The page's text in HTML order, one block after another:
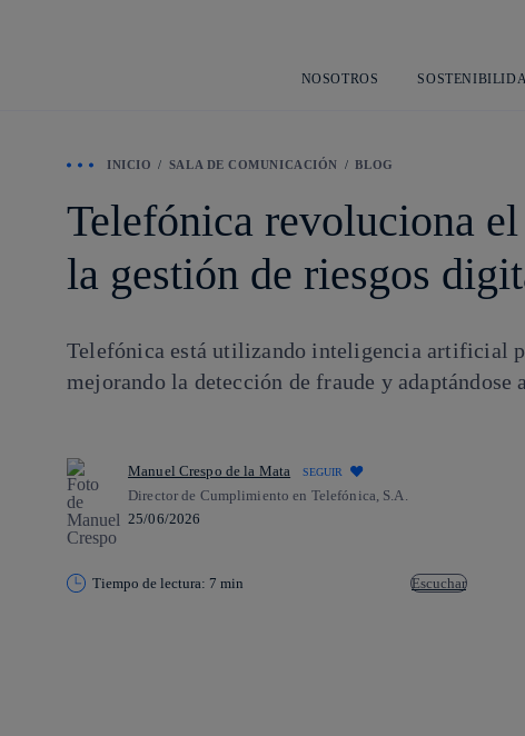
NOSOTROS
INICIO SALA DE COMUNICACIÓN BLOG
Telefónica revoluciona
la gestión de riesgos
Telefónica está utilizando inteligencia artificial
mejorando la detección de fraude y
Manuel Crespo de la Mata SEGUIR
Director de Cumplimiento en Telefónica, S.A.
25/06/2026
Tiempo de lectura: 7 min Escuchar